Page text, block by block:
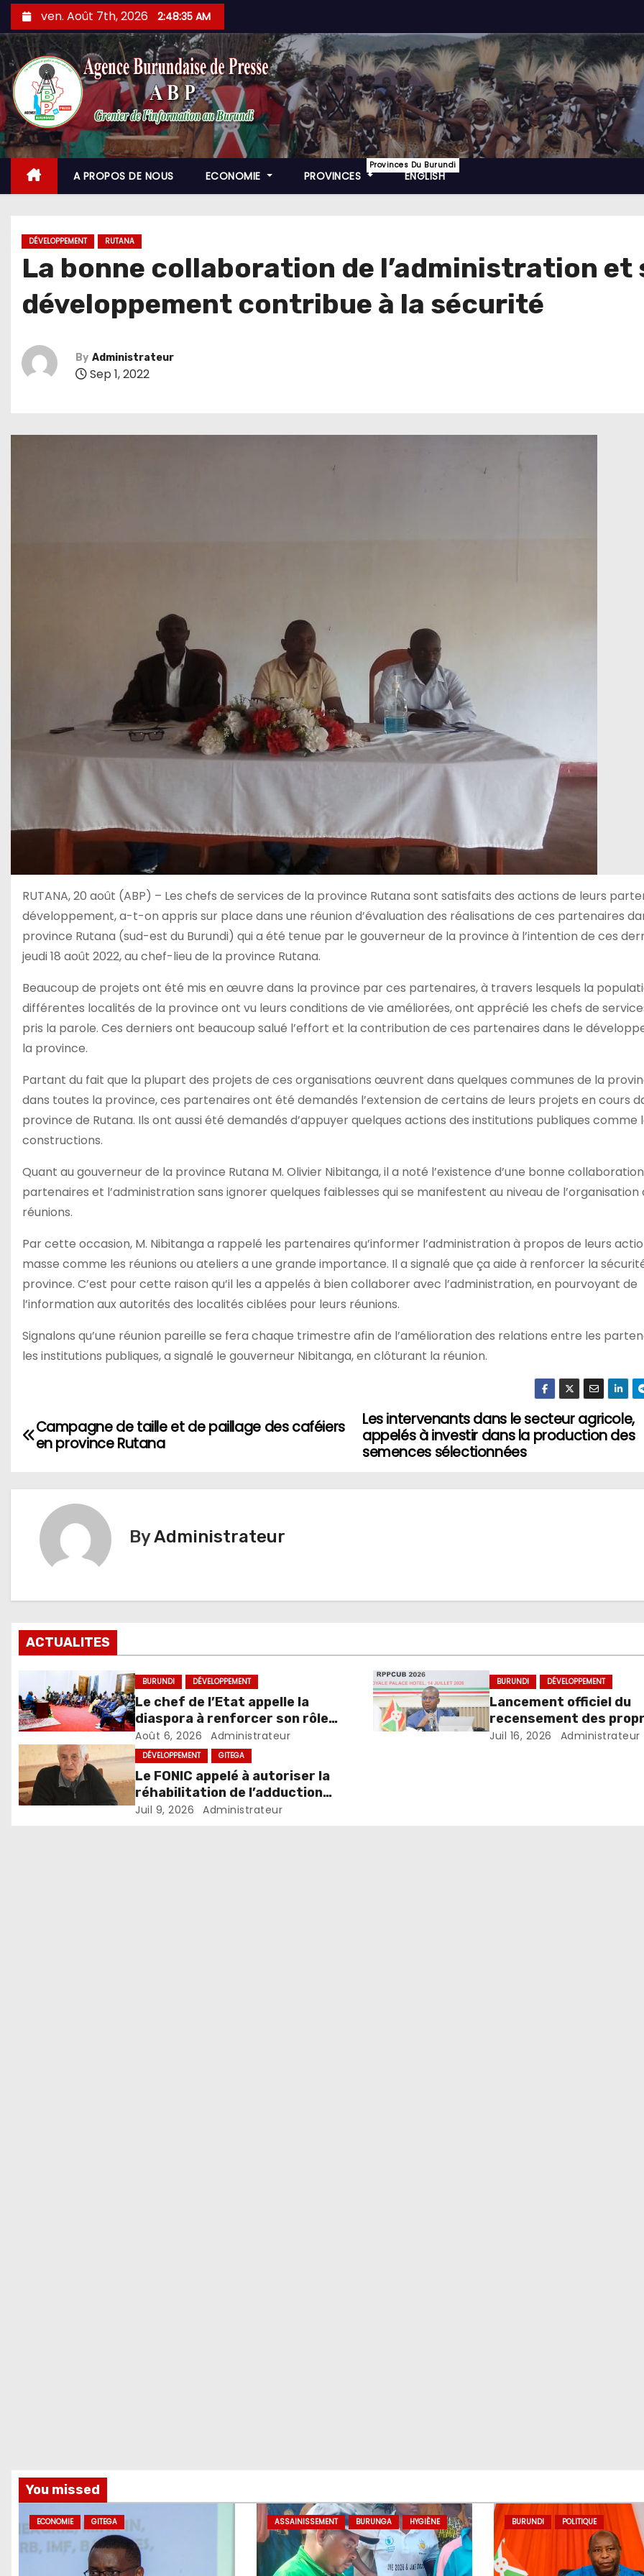
Skip
to
content
ven. Août 7th, 2026 2:48:36 AM
A PROPOS DE NOUS ECONOMIE PROVINCES
Provinces Du Burundi
ENGLISH
DÉVELOPPEMENT RUTANA
La bonne collaboration de l’administration et
développement contribue à la sécurité
By Administrateur
Sep 1, 2022
RUTANA, 20 août (ABP) – Les chefs de services de la province Rutana sont satisfaits des actions de leurs
développement, a-t-on appris sur place dans une réunion d’évaluation des réalisations de ces partenaires
province Rutana (sud-est du Burundi) qui a été tenue par le gouverneur de la province à l’intention de ces
jeudi 18 août 2022, au chef-lieu de la province Rutana.
Beaucoup de projets ont été mis en œuvre dans la province par ces partenaires, à travers lesquels la
différentes localités de la province ont vu leurs conditions de vie améliorées, ont apprécié les chefs de
pris la parole. Ces derniers ont beaucoup salué l’effort et la contribution de ces partenaires dans le
la province.
Partant du fait que la plupart des projets de ces organisations œuvrent dans quelques communes de la
dans toutes la province, ces partenaires ont été demandés l’extension de certains de leurs projets en cours
province de Rutana. Ils ont aussi été demandés d’appuyer quelques actions des institutions publiques comme
constructions.
Quant au gouverneur de la province Rutana M. Olivier Nibitanga, il a noté l’existence d’une bonne
partenaires et l’administration sans ignorer quelques faiblesses qui se manifestent au niveau de l’organisation
réunions.
Par cette occasion, M. Nibitanga a rappelé les partenaires qu’informer l’administration à propos de leurs
masse comme les réunions ou ateliers a une grande importance. Il a signalé que ça aide à renforcer la
province. C’est pour cette raison qu’il les a appelés à bien collaborer avec l’administration, en pourvoyant de
l’information aux autorités des localités ciblées pour leurs réunions.
Signalons qu’une réunion pareille se fera chaque trimestre afin de l’amélioration des relations entre les
les institutions publiques, a signalé le gouverneur Nibitanga, en clôturant la réunion.
Navigation
de
l’article
Les intervenants dans le secteur agricole,
appelés à investir dans la production des
semences sélectionnées
Campagne de taille et de paillage des caféiers
en province Rutana
ByAdministrateur
ACTUALITES
BURUNDI DÉVELOPPEMENT
Le chef de l’Etat appelle la
diaspora à renforcer son rôle
dans le développement du pays
Août 6, 2026 Administrateur
BURUNDI DÉVELOPPEMENT
Lancement officiel du
recensement des
des propriétés ou
Juil 16, 2026 Administrateur
DÉVELOPPEMENT GITEGA
Le FONIC appelé à autoriser la
réhabilitation de l’adduction
d’eau Muzenga-Bugenyuzi
Juil 9, 2026 Administrateur
You missed
ECONOMIE GITEGA ASSAINISSEMENT BURUNGA HYGIÈNE BURUNDI POLITIQUE